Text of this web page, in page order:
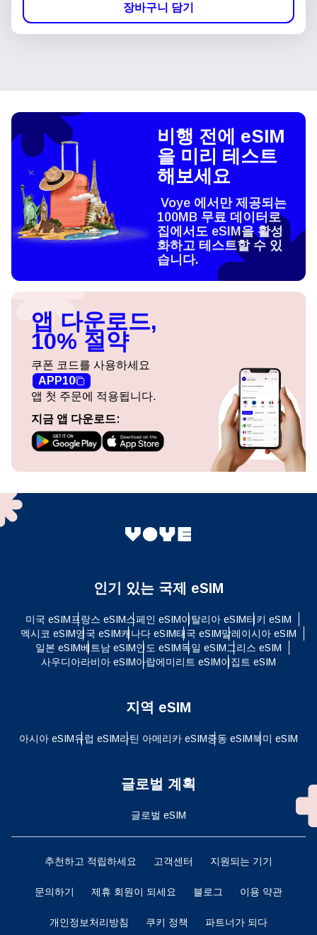
장바구니 담기
비행 전에 eSIM
을 미리 테스트
해보세요
Voye 에서만 제공되는
100MB 무료 데이터로
집에서도 eSIM을 활성
화하고 테스트할 수 있
습니다.
앱 다운로드,
10% 절약
쿠폰 코드를 사용하세요
APP10
앱 첫 주문에 적용됩니다.
지금 앱 다운로드:
인기 있는 국제 eSIM
미국 eSIM프랑스 eSIM스페인 eSIM이탈리아 eSIM터키 eSIM
멕시코 eSIM영국 eSIM캐나다 eSIM태국 eSIM말레이시아 eSIM
일본 eSIM베트남 eSIM인도 eSIM독일 eSIM그리스 eSIM
사우디아라비아 eSIM아랍에미리트 eSIM이집트 eSIM
지역 eSIM
아시아 eSIM유럽 ​​eSIM라틴 아메리카 eSIM중동 eSIM북미 eSIM
글로벌 계획
글로벌 eSIM
추천하고 적립하세요 고객센터 지원되는 기기
문의하기 제휴 회원이 되세요 블로그 이용 약관
개인정보처리방침 쿠키 정책 파트너가 되다